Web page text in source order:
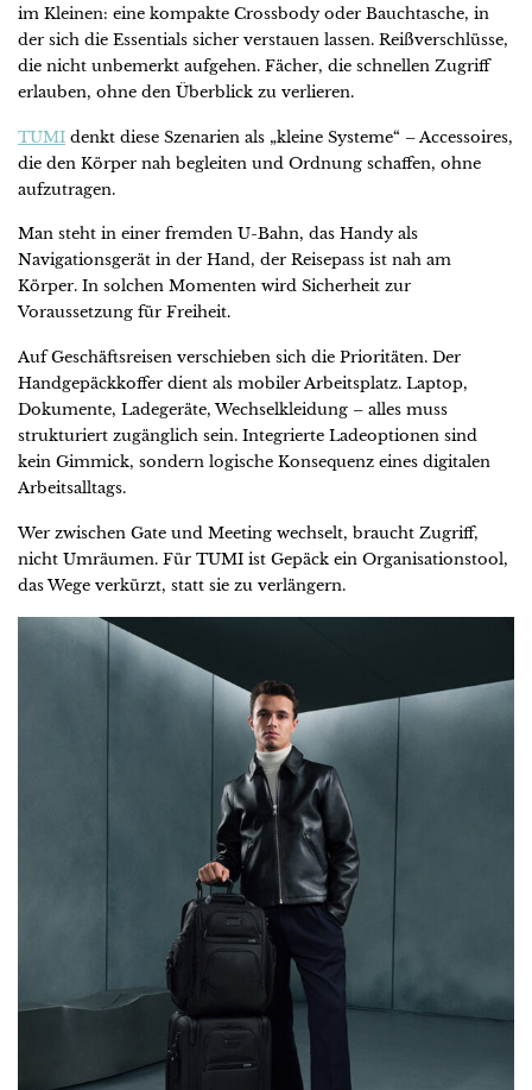
im Kleinen: eine kompakte Crossbody oder Bauchtasche, in
der sich die Essentials sicher verstauen lassen. Reißverschlüsse,
die nicht unbemerkt aufgehen. Fächer, die schnellen Zugriff
erlauben, ohne den Überblick zu verlieren.
TUMI denkt diese Szenarien als „kleine Systeme“ – Accessoires,
die den Körper nah begleiten und Ordnung schaffen, ohne
aufzutragen.
Man steht in einer fremden U-Bahn, das Handy als
Navigationsgerät in der Hand, der Reisepass ist nah am
Körper. In solchen Momenten wird Sicherheit zur
Voraussetzung für Freiheit.
Auf Geschäftsreisen verschieben sich die Prioritäten. Der
Handgepäckkoffer dient als mobiler Arbeitsplatz. Laptop,
Dokumente, Ladegeräte, Wechselkleidung – alles muss
strukturiert zugänglich sein. Integrierte Ladeoptionen sind
kein Gimmick, sondern logische Konsequenz eines digitalen
Arbeitsalltags.
Wer zwischen Gate und Meeting wechselt, braucht Zugriff,
nicht Umräumen. Für TUMI ist Gepäck ein Organisationstool,
das Wege verkürzt, statt sie zu verlängern.